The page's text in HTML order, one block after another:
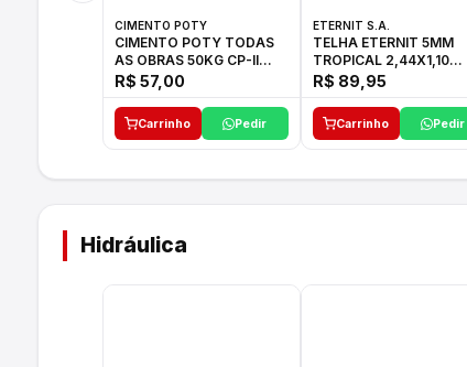
CIMENTO POTY
CIMENTO POTY TODAS
AS OBRAS 50KG CP-II
F/32
R$ 57,00
Carrinho Pedir
ETERNIT S.A.
TELHA ETERNIT 5MM
TROPICAL 2,44X1,10
27,10KG
R$ 89,95
Carrinho Pedir
Hidráulica